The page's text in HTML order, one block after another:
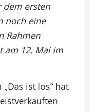
dem ersten
noch eine
Rahmen
am 12. Mai im
ist los“ hat